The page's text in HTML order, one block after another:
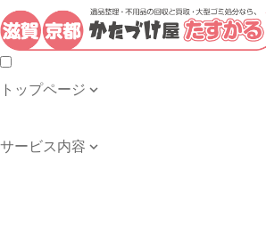
トップページ 
サービス内容 